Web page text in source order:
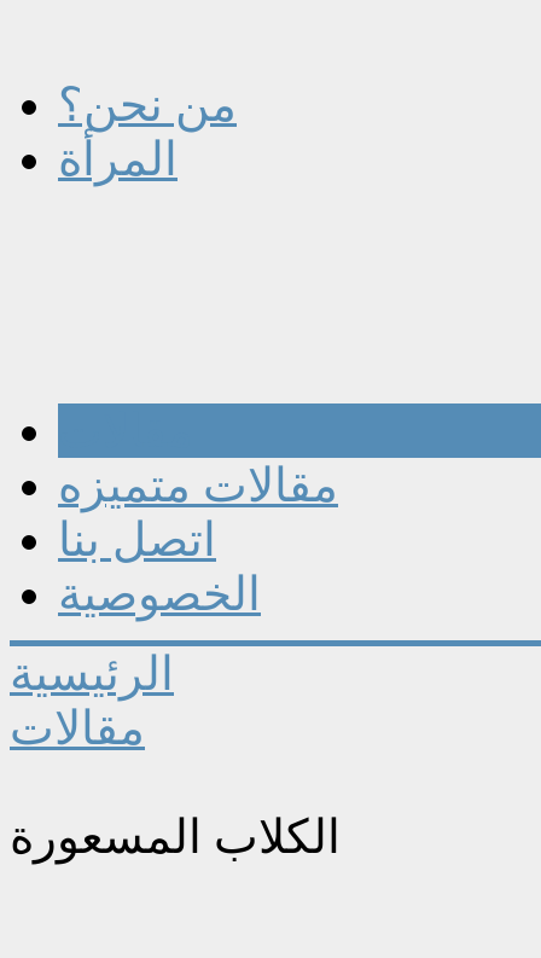
من نحن؟
المرأة
مقالات متميزه
اتصل بنا
الخصوصية
الرئيسية
مقالات
الكلاب المسعورة